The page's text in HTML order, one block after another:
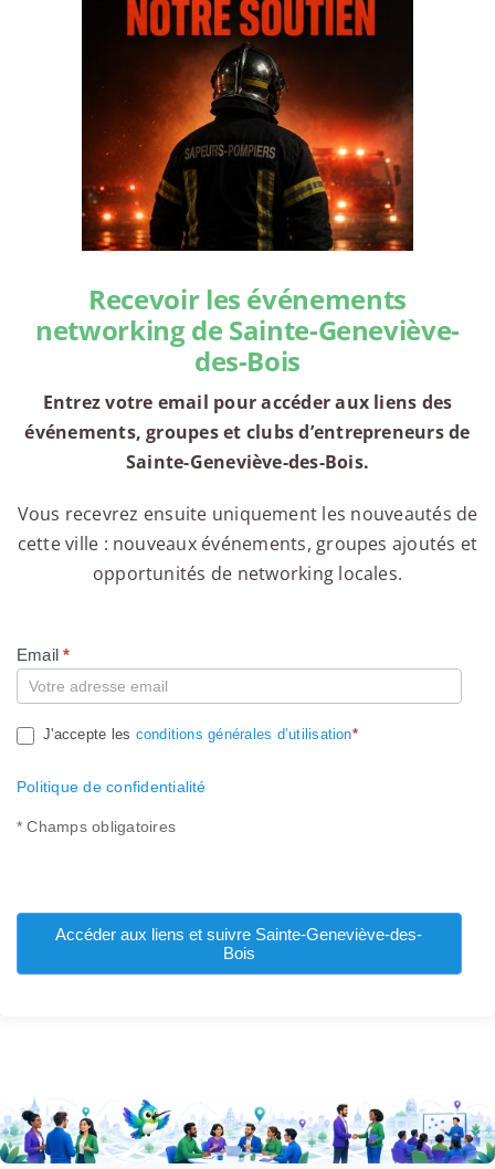
Recevoir les événements
networking de Sainte-Geneviève-
des-Bois
Entrez votre email pour accéder aux liens des
événements, groupes et clubs d’entrepreneurs de
Sainte-Geneviève-des-Bois.
Vous recevrez ensuite uniquement les nouveautés de
cette ville : nouveaux événements, groupes ajoutés et
opportunités de networking locales.
Compte
Email*
J'accepte les conditions générales d’utilisation*
Politique de confidentialité
* Champs obligatoires
Accéder aux liens et suivre Sainte-Geneviève-des-
Bois